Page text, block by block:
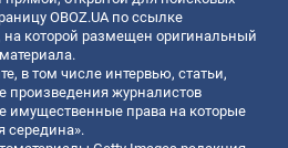
OBOZ.UA по ссылке
, на которой размещен оригинальный
в том числе интервью, статьи,
произведения журналистов
имущественные права на которые
середина».